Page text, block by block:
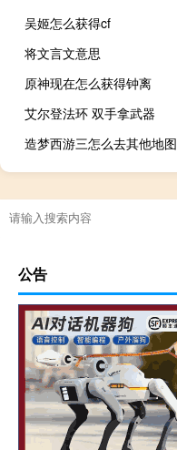
吴姬怎么获得cf
将文言文意思
原神现在怎么获得钟离
艾尔登法环 双手拿武器
造梦西游三怎么去其他地图
公告